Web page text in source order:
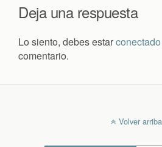
Deja una respuesta
Lo siento, debes estarconectado
comentario.
Volver arriba